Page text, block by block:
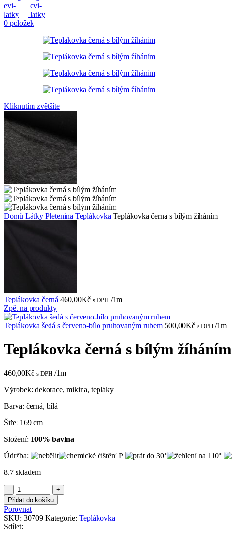
0 položek
Kliknutím zvětšíte
Domů Látky Pletenina Teplákovka Teplákovka černá s bílým žíháním
Teplákovka černá 460,00Kč s DPH /1m
Zpět na produkty
Teplákovka šedá s červeno-bílo pruhovaným rubem 500,00Kč s DPH /1m
Teplákovka černá s bílým žíháním
460,00Kč s DPH /1m
Výrobek: dekorace, mikina, tepláky
Barva: černá, bílá
Šíře: 169 cm
Složení: 100% bavlna
Údržba:
8.7 skladem
Teplákovka
černá
s
bílým
žíháním
množství
Přidat do košíku
Porovnat
SKU: 30709 Kategorie: Teplákovka
Sdílet: